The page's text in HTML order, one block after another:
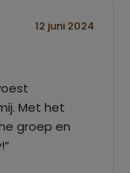
12 juni 2024
Met het
groep en